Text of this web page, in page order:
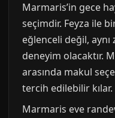
Marmaris’in gece
seçimdir. Feyza ile
eğlenceli değil,
deneyim olacaktır.
arasında makul
tercih edilebilir kılar.
Marmaris eve